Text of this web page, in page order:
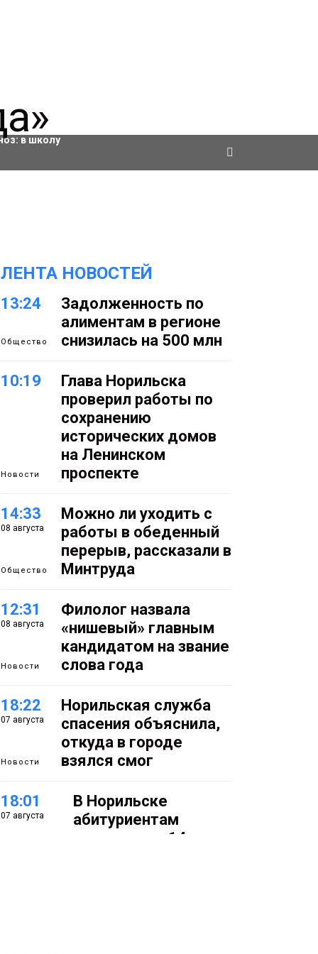
в школу
ЛЕНТА НОВОСТЕЙ
13:24
Общество
Задолженность по
алиментам в регионе
снизилась на 500 млн
10:19
Новости
Глава Норильска
проверил работы по
сохранению
исторических домов
на Ленинском
проспекте
14:33
08 августа
Общество
Можно ли уходить с
работы в обеденный
перерыв, рассказали в
Минтруда
12:31
08 августа
Новости
Филолог назвала
«нишевый» главным
кандидатом на звание
слова года
18:22
07 августа
Новости
Норильская служба
спасения объяснила,
откуда в городе
взялся смог
18:01
07 августа
В Норильске
абитуриентам
предлагают 14